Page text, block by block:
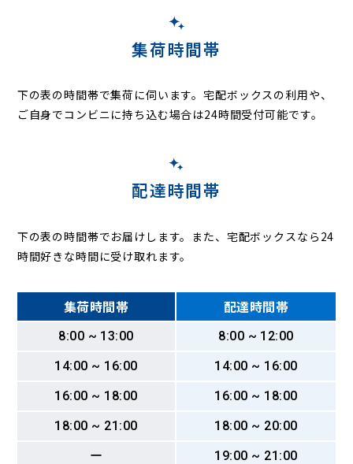
集荷時間帯
下の表の時間帯で集荷に伺います。宅配ボックスの利用や、
ご自身でコンビニに持ち込む場合は24時間受付可能です。
配達時間帯
下の表の時間帯でお届けします。また、宅配ボックスなら24
時間好きな時間に受け取れます。
集荷時間帯 配達時間帯
8:00 ~ 13:00
8:00 ~ 12:00
14:00 ~ 16:00
14:00 ~ 16:00
16:00 ~ 18:00
16:00 ~ 18:00
18:00 ~ 21:00
18:00 ~ 20:00
ー
19:00 ~ 21:00